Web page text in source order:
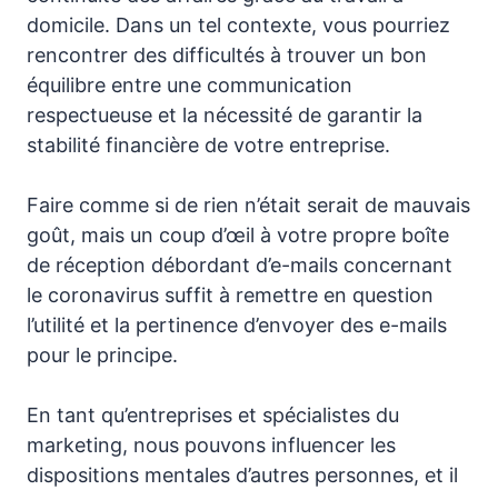
domicile. Dans un tel contexte, vous pourriez
rencontrer des difficultés à trouver un bon
équilibre entre une communication
respectueuse et la nécessité de garantir la
stabilité financière de votre entreprise.
Faire comme si de rien n’était serait de mauvais
goût, mais un coup d’œil à votre propre boîte
de réception débordant d’e-mails concernant
le coronavirus suffit à remettre en question
l’utilité et la pertinence d’envoyer des e-mails
pour le principe.
En tant qu’entreprises et spécialistes du
marketing, nous pouvons influencer les
dispositions mentales d’autres personnes, et il